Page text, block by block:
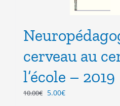
cerveau au
l’école – 2019
10.00€ Le
5.00€Le